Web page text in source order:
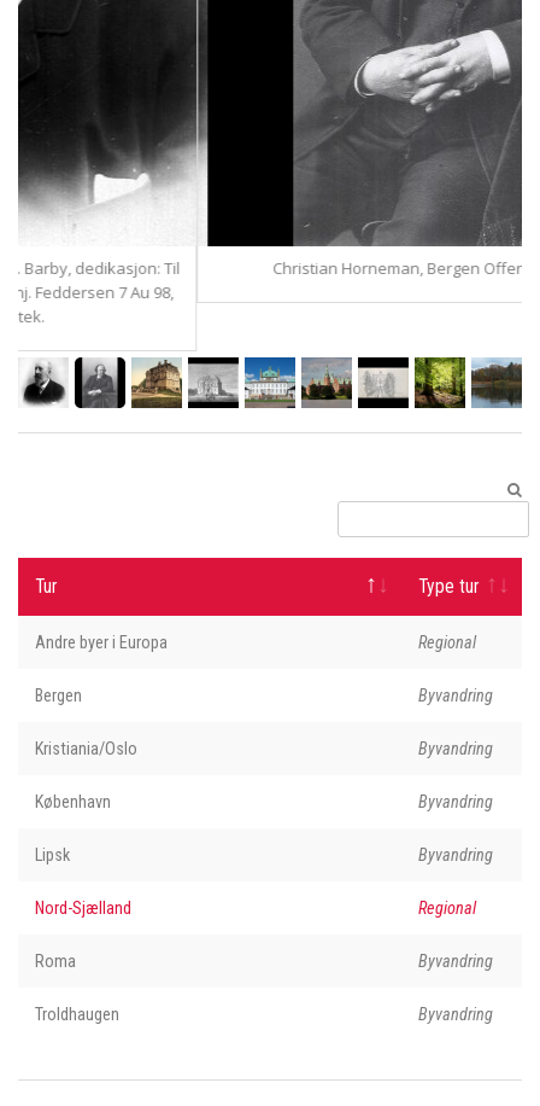
Til
98,
Christian Horneman, Bergen Offentlige Bibliotek.
Tur Type tur
Andre byer i Europa Regional
Bergen Byvandring
Kristiania/Oslo Byvandring
København Byvandring
Lipsk Byvandring
Nord-Sjælland Regional
Roma Byvandring
Troldhaugen Byvandring